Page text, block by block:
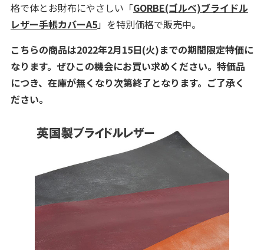
格で体とお財布にやさしい「GORBE(ゴルベ)ブライドル
レザー手帳カバーA5」を特別価格で販売中。
こちらの商品は2022年2月15日(火)までの期間限定特価に
なります。ぜひこの機会にお買い求めください。特価品
につき、在庫が無くなり次第終了となります。ご了承く
ださい。